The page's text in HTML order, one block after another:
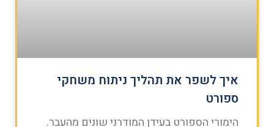
איך לשפר את תהליך ניתוח משחקי
ספורט
הימורי הספורט בעידן המודרני שונים מהעבר.